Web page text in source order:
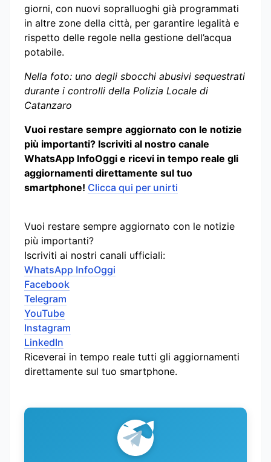
giorni, con nuovi sopralluoghi già programmati
in altre zone della città, per garantire legalità e
rispetto delle regole nella gestione dell’acqua
potabile.
Nella foto: uno degli sbocchi abusivi sequestrati
durante i controlli della Polizia Locale di
Catanzaro
Vuoi restare sempre aggiornato con le notizie
più importanti? Iscriviti al nostro canale
WhatsApp InfoOggi e ricevi in tempo reale gli
aggiornamenti direttamente sul tuo
smartphone! Clicca qui per unirti
Vuoi restare sempre aggiornato con le notizie
più importanti?
Iscriviti ai nostri canali ufficiali:
WhatsApp InfoOggi
Facebook
Telegram
YouTube
Instagram
LinkedIn
Riceverai in tempo reale tutti gli aggiornamenti
direttamente sul tuo smartphone.